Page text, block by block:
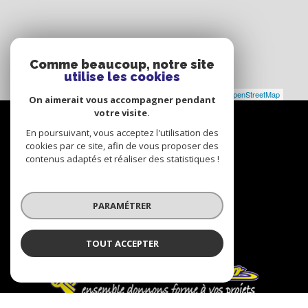
Maps © OpenStreetMap
Espace
PROPRIÉTAIRE
Se connecter
ADHÉRONS
Comme beaucoup, notre site
utilise les cookies
On aimerait vous accompagner pendant
votre visite.
En poursuivant, vous acceptez l'utilisation des
cookies par ce site, afin de vous proposer des
contenus adaptés et réaliser des statistiques !
PARAMÉTRER
TOUT ACCEPTER